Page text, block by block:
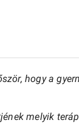
hogy a
melyik